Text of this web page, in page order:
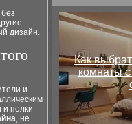
дизайн.
и
и полки
, не
Как
комнаты